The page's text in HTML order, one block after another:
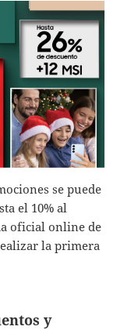
se puede
el 10% al
oficial online de
la primera
y